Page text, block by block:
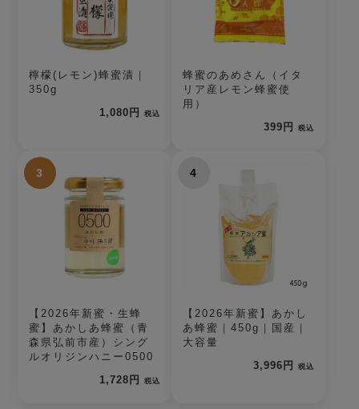
檸檬(レモン)蜂蜜漬｜
350g
1,080円
税込
蜂蜜のあめさん（イタ
リア産レモン蜂蜜使
用）
399円
税込
3
【2026年新蜜・生蜂
蜜】あかしあ蜂蜜（青
森県弘前市産）シング
ルオリジンハニー0500
1,728円
税込
4
【2026年新蜜】あかし
あ蜂蜜｜450g｜国産｜
大容量
3,996円
税込